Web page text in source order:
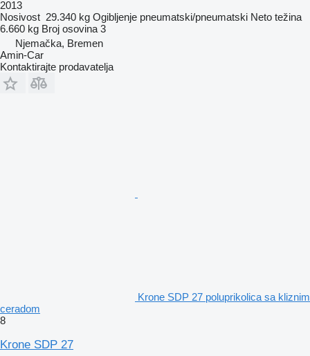
2013
Nosivost 29.340 kg Ogibljenje pneumatski/pneumatski Neto težina
6.660 kg Broj osovina 3
Njemačka, Bremen
Amin-Car
Kontaktirajte prodavatelja
Krone SDP 27 poluprikolica sa kliznim
ceradom
8
Krone SDP 27